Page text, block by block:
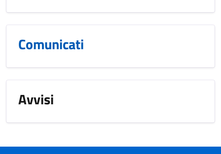
Comunicati
Avvisi